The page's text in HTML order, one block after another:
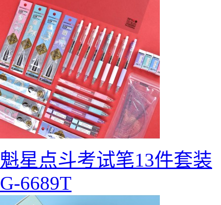
魁星点斗考试笔13件套装
G-6689T